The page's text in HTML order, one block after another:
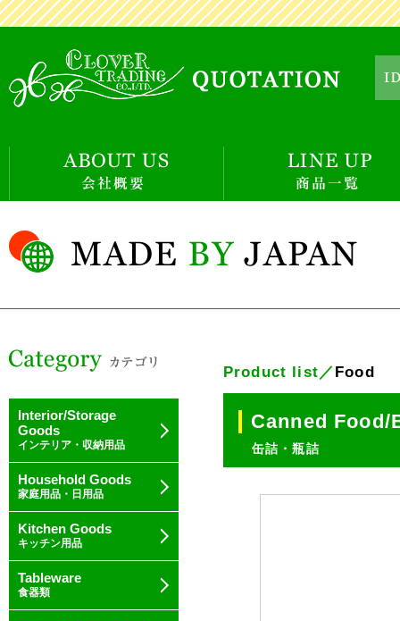
Interior/Storage
Goods
インテリア・収納用品
Household Goods
家庭用品・日用品
Kitchen Goods
キッチン用品
Tableware
食器類
Product list／ Food
Canned
缶詰・瓶詰